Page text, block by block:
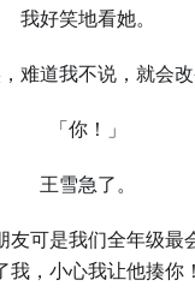
我好笑地看她。
难道我不说，就会改
「你！」
王雪急了。
友可是我们全年级最
我，小心我让他揍你